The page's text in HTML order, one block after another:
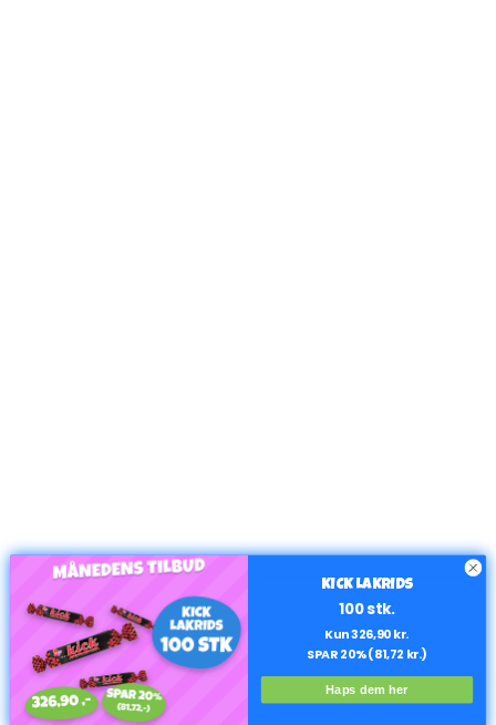
KICK LAKRIDS
100 stk.
Kun 326,90 kr.
SPAR 20% (81,72 kr.)
Haps dem her